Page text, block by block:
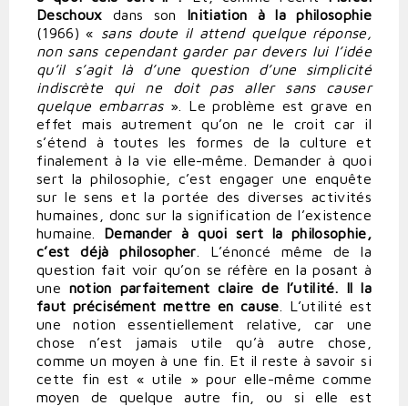
Deschoux dans son
Initiation à la philosophie
(1966) « sans doute il attend quelque réponse,
non sans cependant garder par devers lui l’idée
qu’il s’agit là d’une question d’une simplicité
indiscrète qui ne doit pas aller sans causer
quelque embarras». Le problème est grave en
effet mais autrement qu’on ne le croit car il
s’étend à toutes les formes de la culture et
finalement à la vie elle-même. Demander à quoi
sert la philosophie, c’est engager une enquête
sur le sens et la portée des diverses activités
humaines, donc sur la signification de l’existence
humaine.
Demander à quoi sert la philosophie,
c’est déjà philosopher . L’énoncé même de la
question fait voir qu’on se réfère en la posant à
une notion parfaitement claire de l’utilité. Il la
faut précisément mettre en cause . L’utilité est
une notion essentiellement relative, car une
chose n’est jamais utile qu’à autre chose,
comme un moyen à une fin. Et il reste à savoir si
cette fin est « utile » pour elle-même comme
moyen de quelque autre fin, ou si elle est